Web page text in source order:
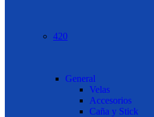
420
General
Velas
Accesorios
Caña y Stick